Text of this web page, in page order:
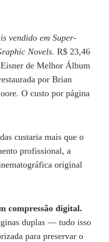
vendido em Super-
Novels. R$ 23,46
de Melhor Álbum
por Brian
O custo por página
custaria mais que o
profissional, a
original
compressão digital.
duplas — tudo isso
para preservar o